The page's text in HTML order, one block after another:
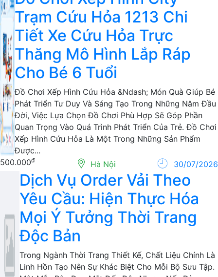
Đồ Chơi Xếp Hình City
Trạm Cứu Hỏa 1213 Chi
Tiết Xe Cứu Hỏa Trực
Thăng Mô Hình Lắp Ráp
Cho Bé 6 Tuổi
Đồ Chơi Xếp Hình Cứu Hỏa &Ndash; Món Quà Giúp Bé
Phát Triển Tư Duy Và Sáng Tạo Trong Những Năm Đầu
Đời, Việc Lựa Chọn Đồ Chơi Phù Hợp Sẽ Góp Phần
Quan Trọng Vào Quá Trình Phát Triển Của Trẻ. Đồ Chơi
Xếp Hình Cứu Hỏa Là Một Trong Những Sản Phẩm
Được...
500.000 ₫ Hà Nội 30/07/2026
Dịch Vụ Order Vải Theo
Yêu Cầu: Hiện Thực Hóa
Mọi Ý Tưởng Thời Trang
Độc Bản
Trong Ngành Thời Trang Thiết Kế, Chất Liệu Chính Là